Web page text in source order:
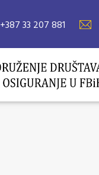
+387 33 207 881